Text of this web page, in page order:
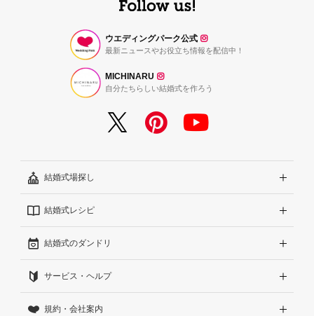
ウエディングパーク公式
最新ニュースやお役立ち情報を配信中！
MICHINARU
自分たちらしい結婚式を作ろう
結婚式場探し
エリアから探す
こだわりから探す
雰囲気から探す
見積りから探す
結婚式レシピ
結婚式準備レポート『ハナレポ』
結婚式当日の動画『ムビレポ』
結婚式のダンドリ
結婚準備ガイド
Wedding Park Magazine
サービス・ヘルプ
サイトコンセプト
規約・会社案内